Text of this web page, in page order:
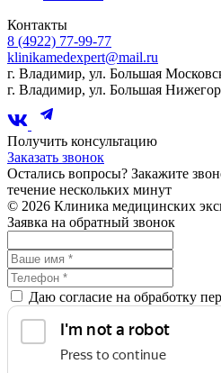
Контакты
8 (4922) 77-99-77
klinikamedexpert@mail.ru
г. Владимир, ул. Большая
г. Владимир, ул. Большая
Получить консультацию
Заказать звонок
Остались вопросы? Закажите
течение нескольких минут
© 2026 Клиника медицинских
Заявка на обратный звонок
Даю согласие на обработку